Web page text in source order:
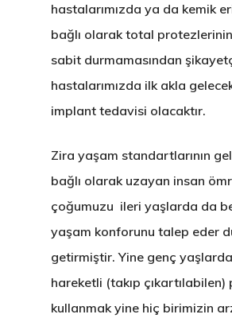
hastalarımızda ya da kemik
bağlı olarak total protezlerinin
sabit durmamasından
hastalarımızda ilk akla
implant tedavisi olacaktır.
Zira yaşam standartlarının
bağlı olarak uzayan insan
çoğumuzu ileri yaşlarda da
yaşam konforunu talep eder
getirmiştir. Yine genç
hareketli (takıp
kullanmak yine hiç birimizin